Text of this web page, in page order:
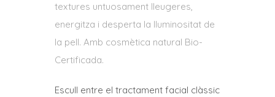
textures untuosament lleugeres,
energitza i desperta la lluminositat de
la pell. Amb cosmètica natural Bio-
Certificada.
Escull entre el tractament facial clàssic